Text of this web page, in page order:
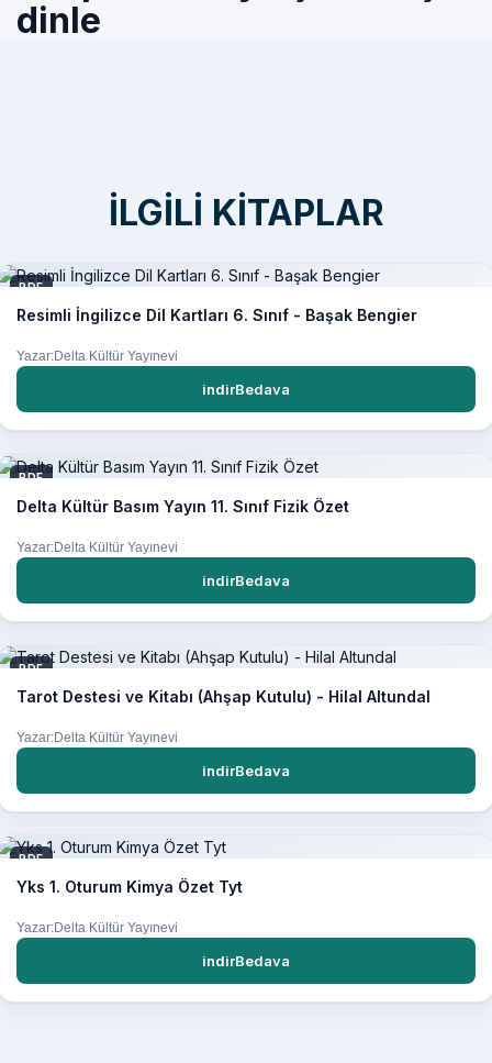
dinle
İLGILI KITAPLAR
PDF
Resimli İngilizce Dil Kartları 6. Sınıf - Başak Bengier
Yazar:Delta Kültür Yayınevi
indirBedava
PDF
Delta Kültür Basım Yayın 11. Sınıf Fizik Özet
Yazar:Delta Kültür Yayınevi
indirBedava
PDF
Tarot Destesi ve Kitabı (Ahşap Kutulu) - Hilal Altundal
Yazar:Delta Kültür Yayınevi
indirBedava
PDF
Yks 1. Oturum Kimya Özet Tyt
Yazar:Delta Kültür Yayınevi
indirBedava